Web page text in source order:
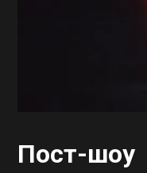
Пост-шоу